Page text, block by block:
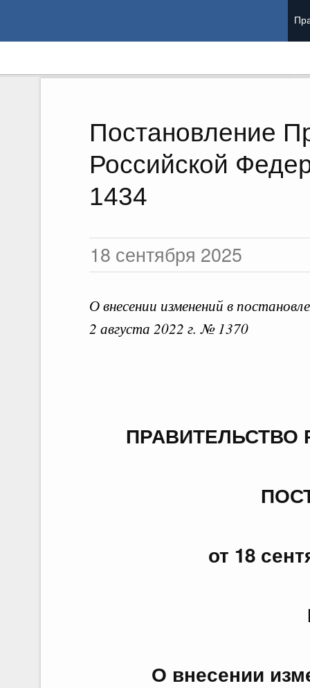
Постановление
Российской
1434
18 сентября 2025
О внесении изменений в
2 августа 2022 г. № 1370
от 18
О внесении
Вид
24